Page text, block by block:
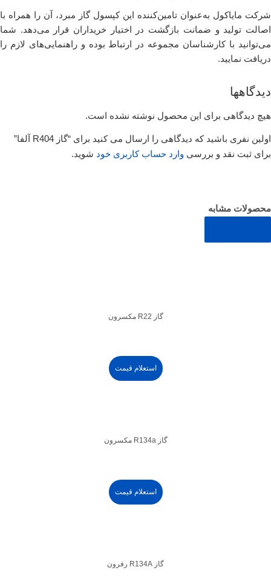
شرکت مایاکول به‌عنوان تامین‌کننده این کپسول گاز مبرد، آن را همراه با
اصالت تولید و ضمانت بازگشت در اختیار خریداران قرار می‌دهد. شما
می‌توانید با کارشناسان مجموعه در ارتباط بوده و راهنمایی‌های لازم را
دریافت نمایید.
دیدگاهها
هیچ دیدگاهی برای این محصول نوشته نشده است.
اولین نفری باشید که دیدگاهی را ارسال می کنید برای “گاز R404 آلفا”
برای ثبت نقد و بررسی وارد حساب کاربری خود شوید.
محصولات مشابه
گاز R22 مکسرون
استعلام قیمت
گاز R134a مکسرون
استعلام قیمت
گاز R134A رفرون